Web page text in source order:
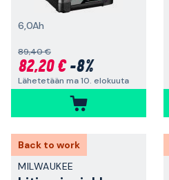
6,0Ah
89,40 €
82,20 €-8%
Lähetetään ma 10. elokuuta
Back to work
MILWAUKEE